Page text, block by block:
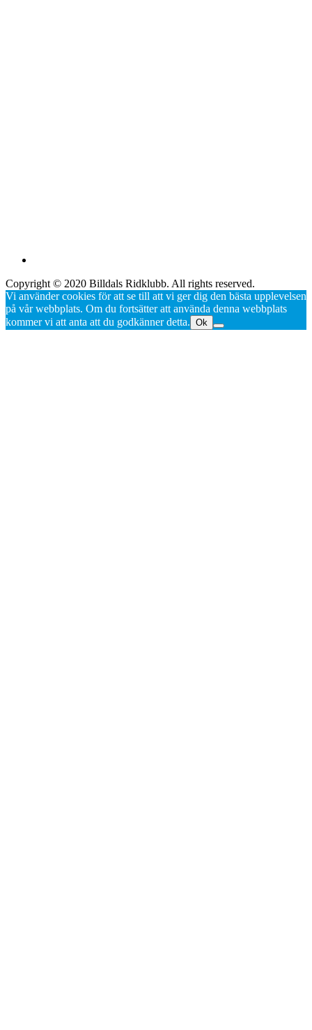
Copyright © 2020 Billdals Ridklubb. All rights reserved.
Vi använder cookies för att se till att vi ger dig den bästa upplevelsen
på vår webbplats. Om du fortsätter att använda denna webbplats
kommer vi att anta att du godkänner detta. Ok